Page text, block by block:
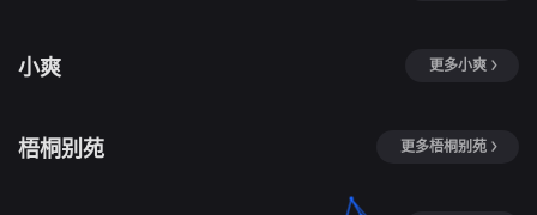
小爽 更多小爽
梧桐别苑 更多梧桐别苑